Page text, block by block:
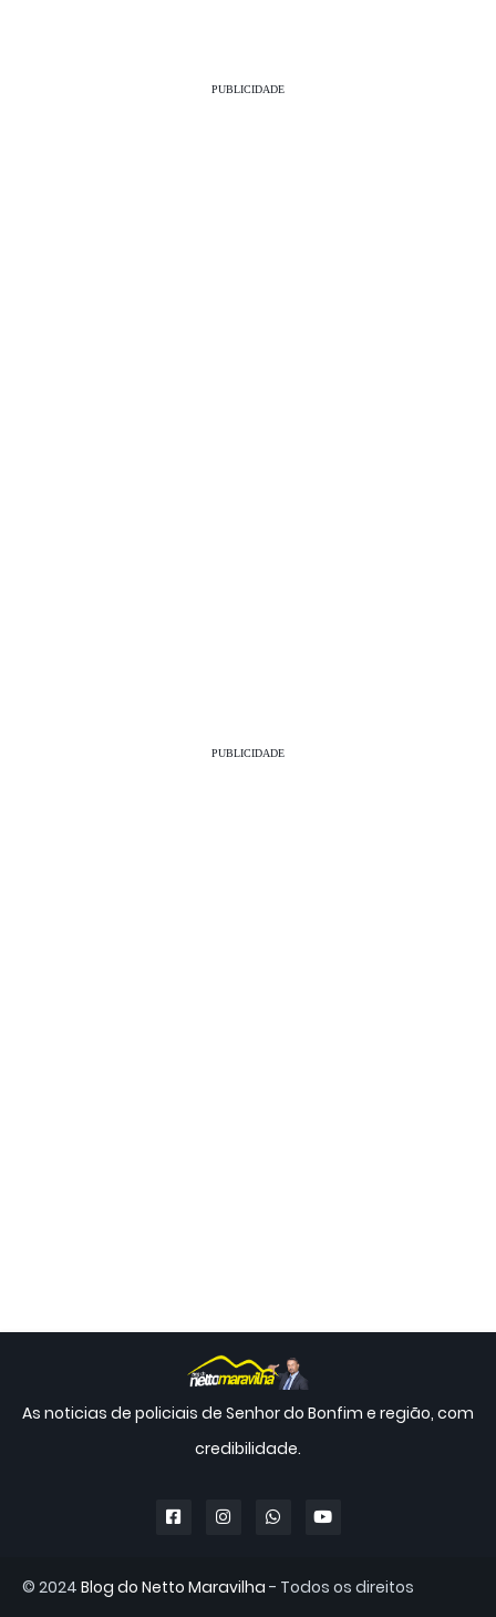
PUBLICIDADE
PUBLICIDADE
As noticias de policiais de Senhor do Bonfim e região, com
credibilidade.
© 2024 Blog do Netto Maravilha - Todos os direitos